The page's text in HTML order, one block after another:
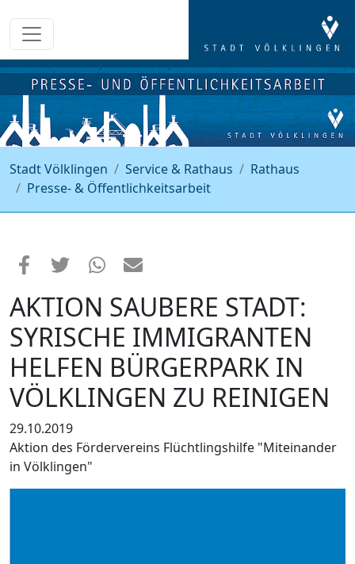
Stadt Völklingen Service & Rathaus
Rathaus
Presse- & Öffentlichkeitsarbeit
AKTION SAUBERE STADT:
SYRISCHE IMMIGRANTEN
HELFEN BÜRGERPARK IN
VÖLKLINGEN ZU REINIGEN
29.10.2019
Aktion des Fördervereins Flüchtlingshilfe "Miteinander
in Völklingen"